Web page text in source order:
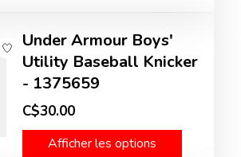
Under Armour Boys'
Utility Baseball Knicker
- 1375659
C$30.00
Afficher les options